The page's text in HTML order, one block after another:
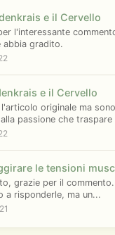
e il Cervello
l'interessante
abbia gradito.
e il Cervello
originale ma
passione che traspare
le tensioni
grazie per il
a risponderle, ma un...